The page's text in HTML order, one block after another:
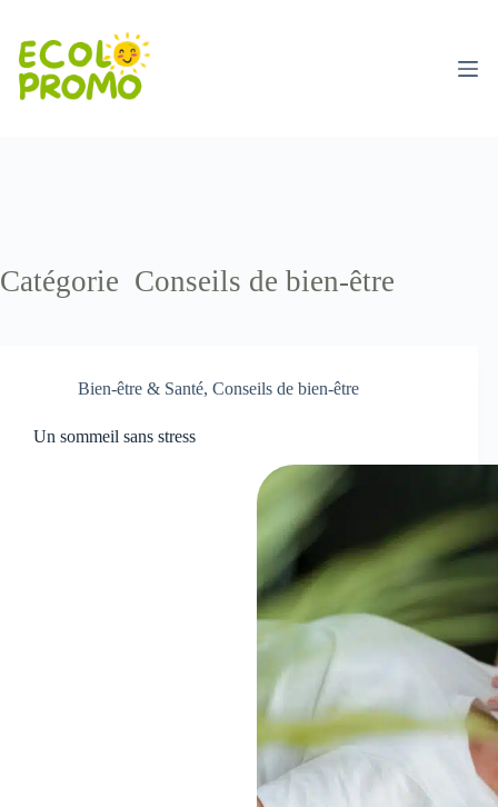
Catégorie Conseils de bien-être
Bien-être & Santé, Conseils de bien-être
Un sommeil sans stress